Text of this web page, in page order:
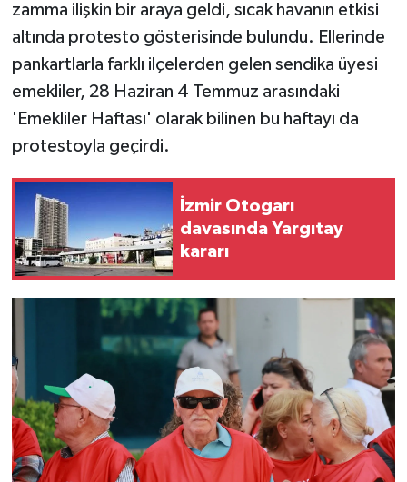
zamma ilişkin bir araya geldi, sıcak havanın etkisi
altında protesto gösterisinde bulundu. Ellerinde
pankartlarla farklı ilçelerden gelen sendika üyesi
emekliler, 28 Haziran 4 Temmuz arasındaki
'Emekliler Haftası' olarak bilinen bu haftayı da
protestoyla geçirdi.
İzmir Otogarı
davasında Yargıtay
kararı